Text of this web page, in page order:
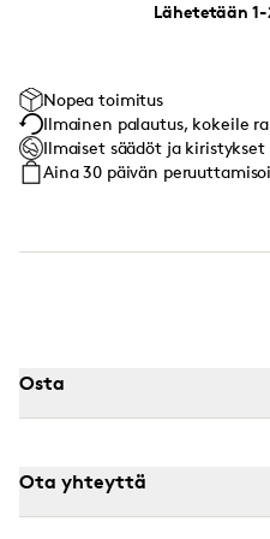
Lähetetään
Nopea toimitus
Ilmainen palautus, kokeile
Ilmaiset säädöt ja kiristykset
Aina 30 päivän
Osta
Ota yhteyttä